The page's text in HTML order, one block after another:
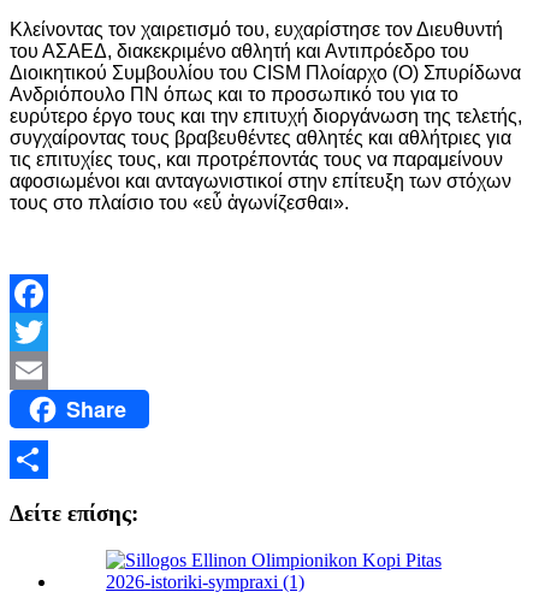
Κλείνοντας τον χαιρετισμό του, ευχαρίστησε τον Διευθυντή
του ΑΣΑΕΔ, διακεκριμένο αθλητή και Αντιπρόεδρο του
Διοικητικού Συμβουλίου του CISM Πλοίαρχο (Ο) Σπυρίδωνα
Ανδριόπουλο ΠΝ όπως και το προσωπικό του για το
ευρύτερο έργο τους και την επιτυχή διοργάνωση της τελετής,
συγχαίροντας τους βραβευθέντες αθλητές και αθλήτριες για
τις επιτυχίες τους, και προτρέποντάς τους να παραμείνουν
αφοσιωμένοι και ανταγωνιστικοί στην επίτευξη των στόχων
τους στο πλαίσιο του «εὖ ἀγωνίζεσθαι».
Facebook
Twitter
Email Share
Δείτε επίσης: